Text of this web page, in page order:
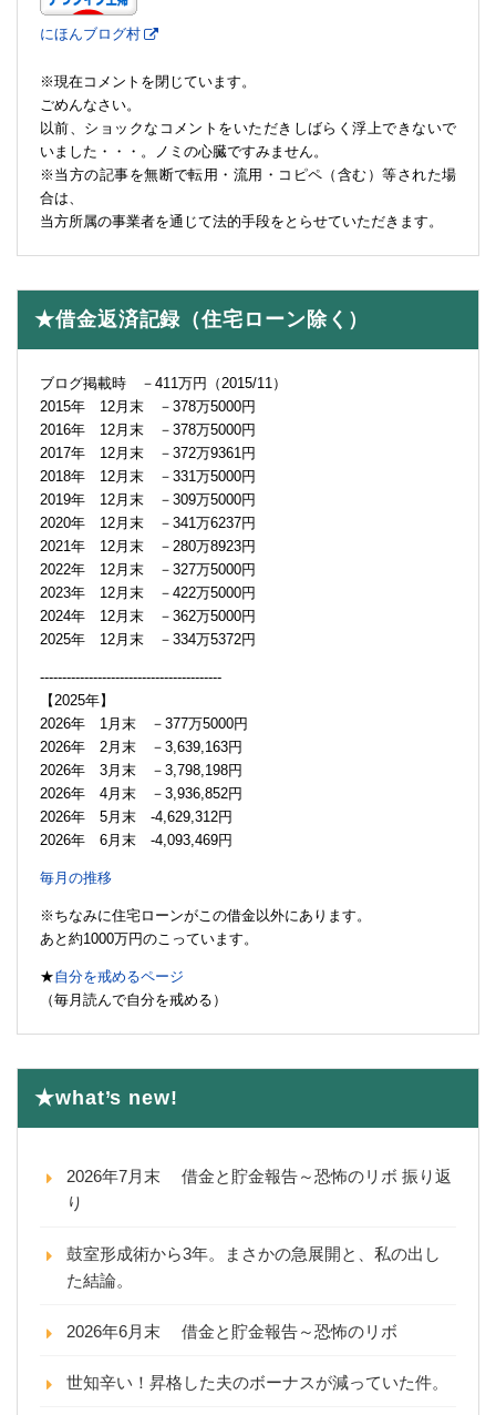
にほんブログ村
※現在コメントを閉じています。
ごめんなさい。
以前、ショックなコメントをいただきしばらく浮上できないで
いました・・・。ノミの心臓ですみません。
※当方の記事を無断で転用・流用・コピペ（含む）等された場
合は、
当方所属の事業者を通じて法的手段をとらせていただきます。
★借金返済記録（住宅ローン除く）
ブログ掲載時 －411万円（2015/11）
2015年 12月末 －378万5000円
2016年 12月末 －378万5000円
2017年 12月末 －372万9361円
2018年 12月末 －331万5000円
2019年 12月末 －309万5000円
2020年 12月末 －341万6237円
2021年 12月末 －280万8923円
2022年 12月末 －327万5000円
2023年 12月末 －422万5000円
2024年 12月末 －362万5000円
2025年 12月末 －334万5372円
-----------------------------------------
【2025年】
2026年 1月末 －377万5000円
2026年 2月末 －3,639,163円
2026年 3月末 －3,798,198円
2026年 4月末 －3,936,852円
2026年 5月末 -4,629,312円
2026年 6月末 -4,093,469円
毎月の推移
※ちなみに住宅ローンがこの借金以外にあります。
あと約1000万円のこっています。
★自分を戒めるページ
（毎月読んで自分を戒める）
★what’s new!
2026年7月末 借金と貯金報告～恐怖のリボ 振り返
り
鼓室形成術から3年。まさかの急展開と、私の出し
た結論。
2026年6月末 借金と貯金報告～恐怖のリボ
世知辛い！昇格した夫のボーナスが減っていた件。